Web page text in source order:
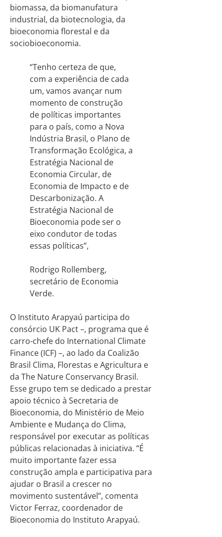
biomassa, da biomanufatura
industrial, da biotecnologia, da
bioeconomia florestal e da
sociobioeconomia.
“Tenho certeza de que,
com a experiência de cada
um, vamos avançar num
momento de construção
de políticas importantes
para o país, como a Nova
Indústria Brasil, o Plano de
Transformação Ecológica, a
Estratégia Nacional de
Economia Circular, de
Economia de Impacto e de
Descarbonização. A
Estratégia Nacional de
Bioeconomia pode ser o
eixo condutor de todas
essas políticas”,
Rodrigo Rollemberg,
secretário de Economia
Verde.
O Instituto Arapyaú participa do
consórcio UK Pact –, programa que é
carro-chefe do International Climate
Finance (ICF) –, ao lado da Coalizão
Brasil Clima, Florestas e Agricultura e
da The Nature Conservancy Brasil.
Esse grupo tem se dedicado a prestar
apoio técnico à Secretaria de
Bioeconomia, do Ministério de Meio
Ambiente e Mudança do Clima,
responsável por executar as políticas
públicas relacionadas à iniciativa. “É
muito importante fazer essa
construção ampla e participativa para
ajudar o Brasil a crescer no
movimento sustentável”, comenta
Victor Ferraz, coordenador de
Bioeconomia do Instituto Arapyaú.